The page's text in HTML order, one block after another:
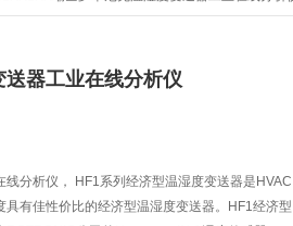
器工业在线分析仪
分析仪， HF1系列经济型温湿度变送器是HVAC
有佳性价比的经济型温湿度变送器。HF1经济型